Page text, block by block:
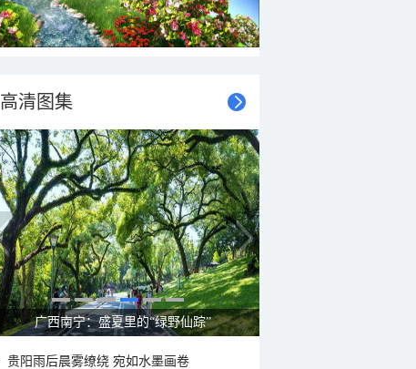
高清图集
呼伦贝尔草原 藏着最治愈的蓝天白云
贵阳雨后晨雾缭绕 宛如水墨画卷